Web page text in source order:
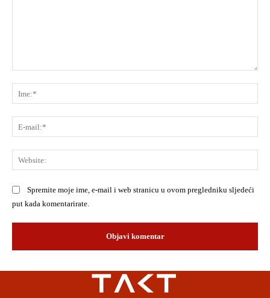
Spremite moje ime, e-mail i web stranicu u ovom pregledniku sljedeći
put kada komentarirate.